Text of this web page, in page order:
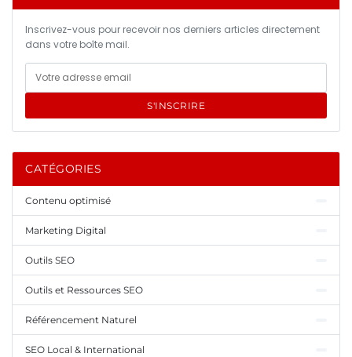
Inscrivez-vous pour recevoir nos derniers articles directement
dans votre boîte mail.
S'INSCRIRE
CATÉGORIES
Contenu optimisé
Marketing Digital
Outils SEO
Outils et Ressources SEO
Référencement Naturel
SEO Local & International